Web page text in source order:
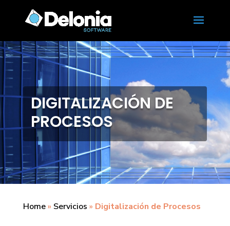
DIGITALIZACIÓN DE
PROCESOS
Home» Servicios » Digitalización de Procesos